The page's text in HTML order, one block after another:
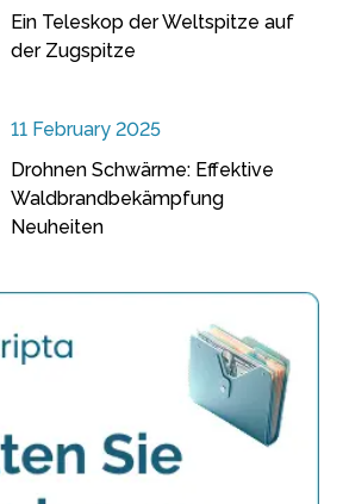
Ein Teleskop der Weltspitze auf
der Zugspitze
11 February 2025
Drohnen Schwärme: Effektive
Waldbrandbekämpfung
Neuheiten